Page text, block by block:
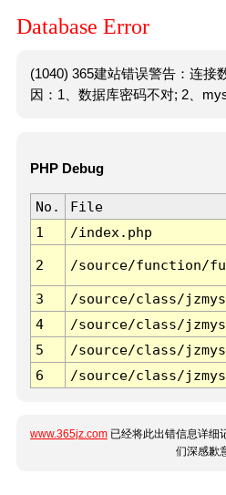
Database Error
(1040) 365建站错误警告：连接
因：1、数据库密码不对; 2、
PHP Debug
No. File
1
/index.php
2 /source/function/
3 /source/class/
4
/source/class/
5
/source/class/
6
/source/class/
www.365jz.com 已经将此出错信息详细
们深感歉